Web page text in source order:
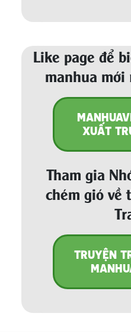
Like page để
manhua
XUẤT
Tham gia
chém gió về
TRUYỆN